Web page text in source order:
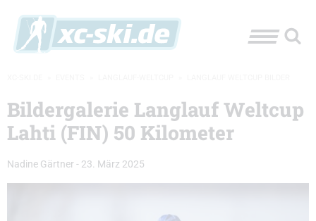
Bildergalerie Langlauf Weltcup
Lahti (FIN) 50 Kilometer
Nadine Gärtner - 23. März 2025